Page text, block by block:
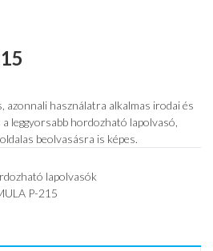
azonnali használatra alkalmas irodai és
leggyorsabb hordozható lapolvasó,
beolvasásra is képes.
lapolvasók
P-215